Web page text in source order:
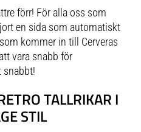
förr! För alla oss som
en sida som automatiskt
kommer in till Cerveras
vara snabb för
snabbt!
TALLRIKAR I
STIL